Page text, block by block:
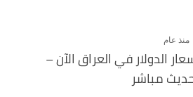
منذ عام
الدولار في العراق الآن –
مباشر